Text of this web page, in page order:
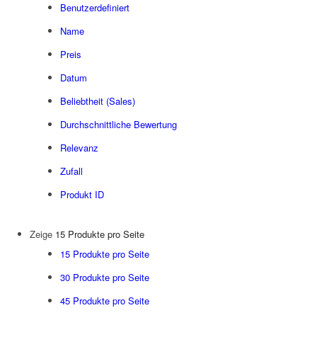
Benutzerdefiniert
Name
Preis
Datum
Beliebtheit (Sales)
Durchschnittliche Bewertung
Relevanz
Zufall
Produkt ID
Zeige 15 Produkte pro Seite
15 Produkte pro Seite
30 Produkte pro Seite
45 Produkte pro Seite